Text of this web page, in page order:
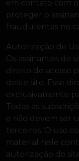
em contato com o
proteger o
fraudulentas no
Autorização de
Os assinantes do
direito de acesso
deste site. Esse
exclusivamente
Todas as
e não devem ser
terceiros. O uso
material nele
autorização do